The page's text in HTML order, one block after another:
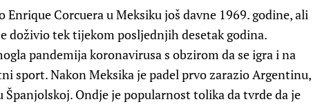
Corcuera u Meksiku još davne 1969. godine, ali
doživio tek tijekom posljednjih desetak godina.
pandemija koronavirusa s obzirom da se igra i na
sport. Nakon Meksika je padel prvo zarazio Argentinu,
Ondje je popularnost tolika da tvrde da je